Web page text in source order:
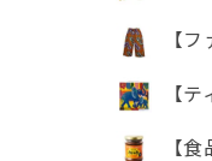
【
【
【食